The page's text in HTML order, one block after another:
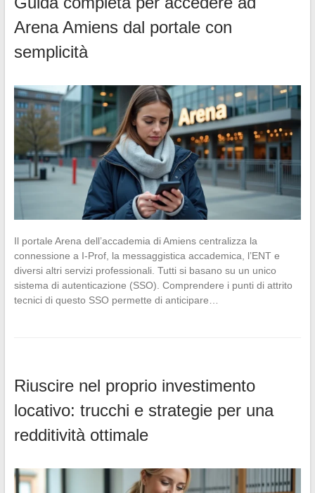
Arena Amiens dal portale con
semplicità
Il portale Arena dell’accademia di Amiens centralizza la
connessione a I-Prof, la messaggistica accademica, l’ENT e
diversi altri servizi professionali. Tutti si basano su un unico
sistema di autenticazione (SSO). Comprendere i punti di attrito
tecnici di questo SSO permette di anticipare…
Riuscire nel proprio investimento
locativo: trucchi e strategie per una
redditività ottimale